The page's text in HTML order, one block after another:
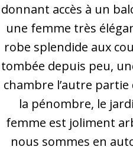
donnant accès à un
une femme très
robe splendide aux
tombée depuis peu,
chambre l’autre
la pénombre, le
femme est joliment
nous sommes en